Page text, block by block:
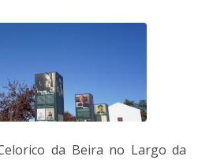
da Beira no Largo da